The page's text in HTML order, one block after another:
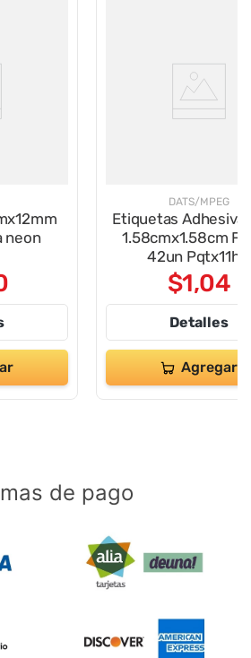
neon
DATS/MPEG
Etiquetas
1.58cmx1.58cm
42un Pqtx11hjs
$1,04
Detalles
Agregar
de pago